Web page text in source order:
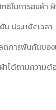
ธิในการอบผ้า
ประหยัดเวลา
การพันกันของ
าได้ตามความต้